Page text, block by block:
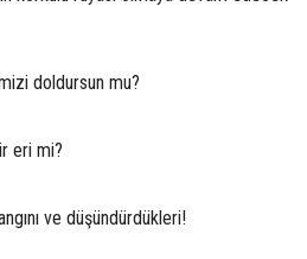
doldursun mu?
eri mi?
ve düşündürdükleri!